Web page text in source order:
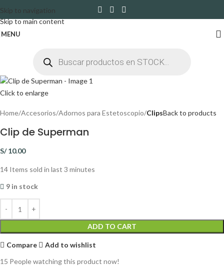
Skip to navigation
Skip to main content
MENU
Click to enlarge
Home Accesorios Adornos para Estetoscopio ClipsBack to products
Clip de Superman
S/10.00
14 Items sold in last 3 minutes
9 in stock
ADD TO CART
Compare
Add to wishlist
15 People watching this product now!